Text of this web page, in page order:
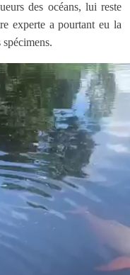
des océans, lui reste
experte a pourtant eu la